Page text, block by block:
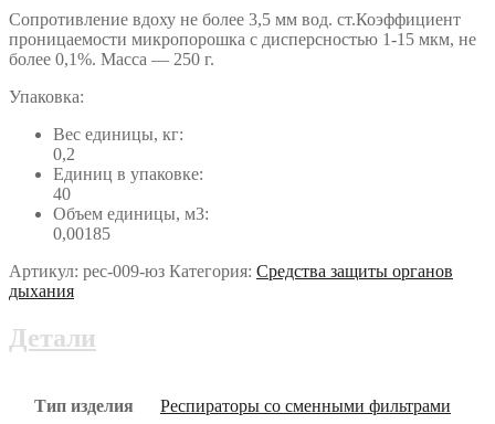
Сопротивление вдоху не более 3,5 мм вод. ст.Коэффициент
проницаемости микропорошка с дисперсностью 1-15 мкм, не
более 0,1%. Масса — 250 г.
Упаковка:
Вес единицы, кг:
0,2
Единиц в упаковке:
40
Объем единицы, м3:
0,00185
Артикул: рес-009-юз Категория: Средства защиты органов
дыхания
Детали
Тип изделия Респираторы со сменными фильтрами